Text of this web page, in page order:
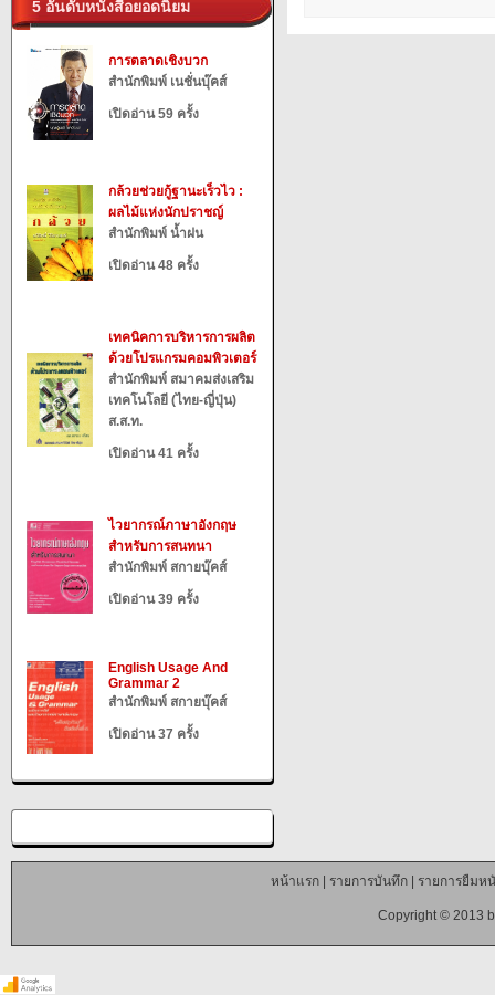
5 อันดับหนังสือยอดนิยม
การตลาดเชิงบวก
สำนักพิมพ์ เนชั่นบุ๊คส์
เปิดอ่าน 59 ครั้ง
กล้วยช่วยกู้ฐานะเร็วไว :
ผลไม้แห่งนักปราชญ์
สำนักพิมพ์ น้ำฝน
เปิดอ่าน 48 ครั้ง
เทคนิคการบริหารการผลิต
ด้วยโปรแกรมคอมพิวเตอร์
สำนักพิมพ์ สมาคมส่งเสริม
เทคโนโลยี (ไทย-ญี่ปุ่น)
ส.ส.ท.
เปิดอ่าน 41 ครั้ง
ไวยากรณ์ภาษาอังกฤษ
สำหรับการสนทนา
สำนักพิมพ์ สกายบุ๊คส์
เปิดอ่าน 39 ครั้ง
English Usage And
Grammar 2
สำนักพิมพ์ สกายบุ๊คส์
เปิดอ่าน 37 ครั้ง
หน้าแรก| รายการบันทึก| รายการยืมห
Copyright © 2013